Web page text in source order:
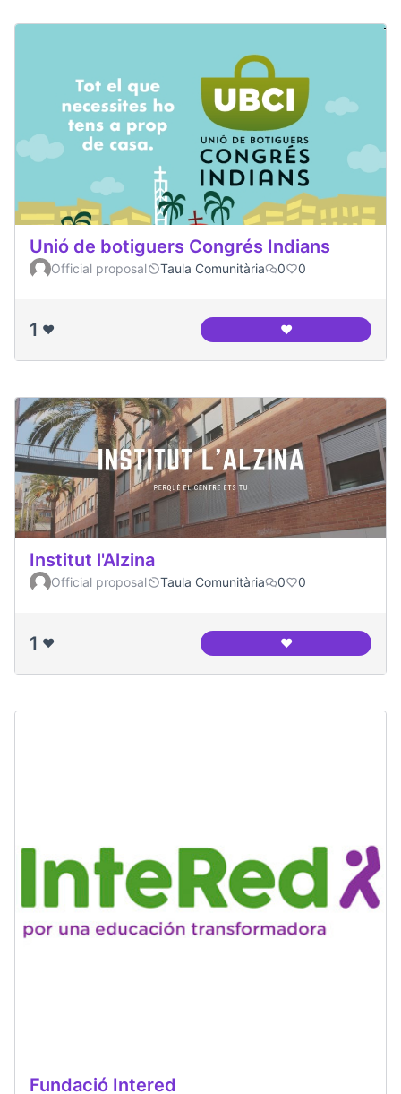
Unió de botiguers Congrés Indians
Official proposal Taula Comunitària 0 0
1 ❤️ ❤️Unió de botiguers
Institut l'Alzina
Official proposal Taula Comunitària 0 0
1 ❤️ ❤️Institut l'Alzina
Fundació Intered